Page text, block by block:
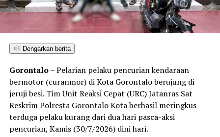
Peluang Emas! Investor Korea Selatan Jajaki Investasi
Peternakan di Pohuwato
tanah kelahiran mereka.
“Kami menolak keras kegiatan atau acara dalam bentuk
pihak perusahaan mana pun di wilayah Kecamatan
Penolakan masif yang konsisten disuarakan warga
pesisir ini berlandaskan kekhawatiran atas dampak
kerusakan lingkungan. Kehadiran industri ekstraktif di
wilayah Bonepantai, Bulawa, dan Kabila Bone dinilai
berpotensi merusak ekosistem pesisir serta perairan
Dengarkan berita
Gorontalo– Pelarian pelaku pencurian kendaraan
bermotor (curanmor) di Kota Gorontalo berujung di
jeruji besi. Tim Unit Reaksi Cepat (URC) Jatanras Sat
Reskrim Polresta Gorontalo Kota berhasil meringkus
terduga pelaku kurang dari dua hari pasca-aksi
pencurian, Kamis (30/7/2026) dini hari.